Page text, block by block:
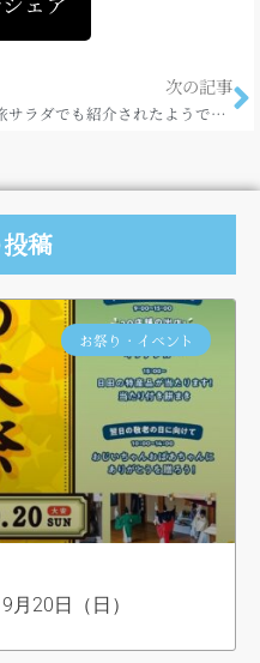
次の記事
旅サラダでも紹介されたようです。わさびペッパー！
稿
お祭り・イベント
20日（日）